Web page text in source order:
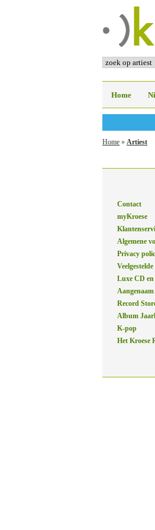
Home
Home » Artiest
Contact
myKroese
Algemene
Privacy
Luxe CD
Record
Album
K-pop
Het Kroese